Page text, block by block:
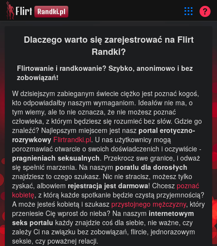
Flirt Randki.pl
Dlaczego warto się zarejestrować na Flirt
Randki?
Flirtowanie i randkowanie? Szybko, anonimowo i bez
zobowiązań!
W dzisiejszym zabieganym świecie ciężko jest poznać kogoś,
kto odpowiadałby naszym wymaganiom. Ideałów nie ma, o
tym wiemy, ale to nie oznacza, że nie możesz poznać
człowieka, z którym będziesz się rozumieć bez słów. Gdzie go
znaleźć? Najlepszym miejscem jest nasz portal erotyczno-
rozrywkowy Flirtrandki.pl. U nas użytkownicy mogą
porozmawiać otwarcie o swoich doświadczenich i oczywiście -
pragnieniach seksualnych. Przekrocz swe granice, i odważ
się spełnić marzenia. Na naszym poratlu dla dorosłych
znajdziesz to czego szukasz. Nic nie stracisz, możesz tylko
zyskać, albowiem rejestracja jest darmowa! Chcesz poznać
kobietę, z którą każde spotkanie będzie czystą przyjemnością?
A może jesteś kobietą i szukasz przystojnego mężczyzny, który
przeniesie Cię wprost do nieba? Na naszym internetowym
seks portalu każdy znajdzie coś dla siebie, nie ważne, czy
zależy Ci na związku bez zobowiązań, flircie, jednorazowym
seksie, czy poważnej relacji.